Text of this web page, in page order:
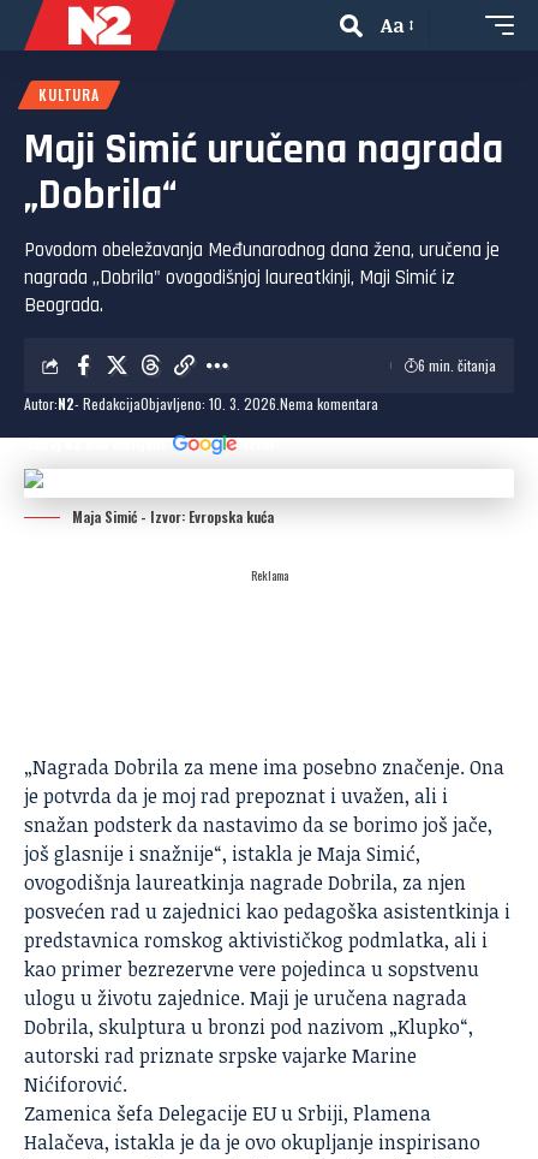
Aa
KULTURA
Maji Simić uručena nagrada
„Dobrila“
Povodom obeležavanja Međunarodnog dana žena, uručena je
nagrada „Dobrila" ovogodišnjoj laureatkinji, Maji Simić iz
Beograda.
Autor:N2- RedakcijaObjavljeno: 10. 3. 2026. Nema komentara
6 min. čitanja
Dodaj N2 kao omiljeni izvor
Maja Simić - Izvor: Evropska kuća
Reklama
„Nagrada Dobrila za mene ima posebno značenje. Ona
je potvrda da je moj rad prepoznat i uvažen, ali i
snažan podsterk da nastavimo da se borimo još jače,
još glasnije i snažnije“, istakla jeMaja Simić,
ovogodišnja laureatkinja nagrade Dobrila, za njen
posvećen rad u zajednici kao pedagoška asistentkinja i
predstavnica romskog aktivističkog podmlatka, ali i
kao primer bezrezervne vere pojedinca u sopstvenu
ulogu u životu zajednice. Maji je uručena nagrada
Dobrila, skulptura u bronzi pod nazivom „Klupko“,
autorski rad priznate srpske vajarke Marine
Nićiforović.
Zamenica šefa Delegacije EU u Srbiji, Plamena
Halačeva, istakla je da je ovo okupljanje inspirisano